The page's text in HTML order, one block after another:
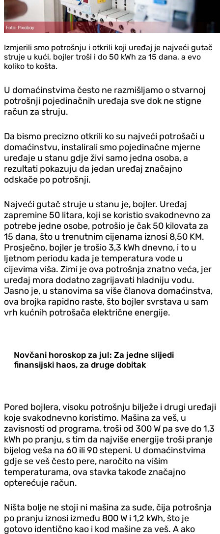
Izmjerili smo potrošnju i otkrili koji uređaj je najveći gutač
struje u kući, bojler troši i do 50 kWh za 15 dana, a evo
koliko to košta.
U domaćinstvima često ne razmišljamo o stvarnoj
potrošnji pojedinačnih uređaja sve dok ne stigne
račun za struju.
Da bismo precizno otkrili ko su najveći potrošači u
domaćinstvu, instalirali smo pojedinačne mjerne
uređaje u stanu gd‌je živi samo jedna osoba, a
rezultati pokazuju da jedan uređaj značajno
odskače po potrošnji.
Najveći gutač struje u stanu je, bojler. Uređaj
zapremine 50 litara, koji se koristio svakodnevno za
potrebe jedne osobe, potrošio je čak 50 kilovata za
15 dana, što u trenutnim cijenama iznosi 8,50 KM.
Prosječno, bojler je trošio 3,3 kWh dnevno, i to u
ljetnom periodu kada je temperatura vode u
cijevima viša. Zimi je ova potrošnja znatno veća, jer
uređaj mora dodatno zagrijavati hladniju vodu.
Jasno je, u stanovima sa više članova domaćinstva,
ova brojka rapidno raste, što bojler svrstava u sam
vrh kućnih potrošača električne energije.
Novčani horoskop za jul: Za jedne slijedi
finansijski haos, za druge dobitak
Pored bojlera, visoku potrošnju bilježe i drugi uređaji
koje svakodnevno koristimo. Mašina za veš, u
zavisnosti od programa, troši od 300 W pa sve do 1,3
kWh po pranju, s tim da najviše energije troši pranje
bijelog veša na 60 ili 90 stepeni. U domaćinstvima
gd‌je se veš često pere, naročito na višim
temperaturama, ova stavka takođe značajno
opterećuje račun.
Ništa bolje ne stoji ni mašina za suđe, čija potrošnja
po pranju iznosi između 800 W i 1,2 kWh, što je
gotovo identično kao i kod mašine za veš. A ako